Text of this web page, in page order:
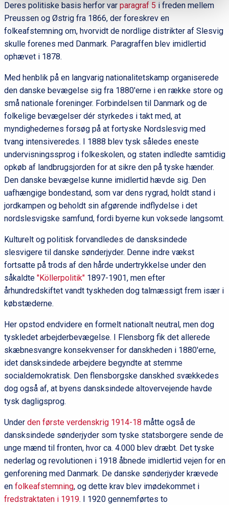
Deres politiske basis herfor var paragraf 5 i freden mellem
Preussen og Østrig fra 1866, der foreskrev en
folkeafstemning om, hvorvidt de nordlige distrikter af Slesvig
skulle forenes med Danmark. Paragraffen blev imidlertid
ophævet i 1878.
Med henblik på en langvarig nationalitetskamp organiserede
den danske bevægelse sig fra 1880'erne i en række store og
små nationale foreninger. Forbindelsen til Danmark og de
folkelige bevægelser dér styrkedes i takt med, at
myndighedernes forsøg på at fortyske Nordslesvig med
tvang intensiveredes. I 1888 blev tysk således eneste
undervisningssprog i folkeskolen, og staten indledte samtidig
opkøb af landbrugsjorden for at sikre den på tyske hænder.
Den danske bevægelse kunne imidlertid hævde sig. Den
uafhængige bondestand, som var dens rygrad, holdt stand i
jordkampen og beholdt sin afgørende indflydelse i det
nordslesvigske samfund, fordi byerne kun voksede langsomt.
Kulturelt og politisk forvandledes de dansksindede
slesvigere til danske sønderjyder. Denne indre vækst
fortsatte på trods af den hårde undertrykkelse under den
såkaldte "Köllerpolitik"1897-1901, men efter
århundredskiftet vandt tyskheden dog talmæssigt frem især i
købstæderne.
Her opstod endvidere en formelt nationalt neutral, men dog
tyskledet arbejderbevægelse. I Flensborg fik det allerede
skæbnesvangre konsekvenser for danskheden i 1880'erne,
idet dansksindede arbejdere begyndte at stemme
socialdemokratisk. Den flensborgske danskhed svækkedes
dog også af, at byens dansksindede altovervejende havde
tysk dagligsprog.
Under den første verdenskrig 1914-18 måtte også de
dansksindede sønderjyder som tyske statsborgere sende de
unge mænd til fronten, hvor ca. 4.000 blev dræbt. Det tyske
nederlag og revolutionen i 1918 åbnede imidlertid vejen for en
genforening med Danmark. De danske sønderjyder krævede
en folkeafstemning, og dette krav blev imødekommet i
fredstraktaten i 1919. I 1920 gennemførtes to